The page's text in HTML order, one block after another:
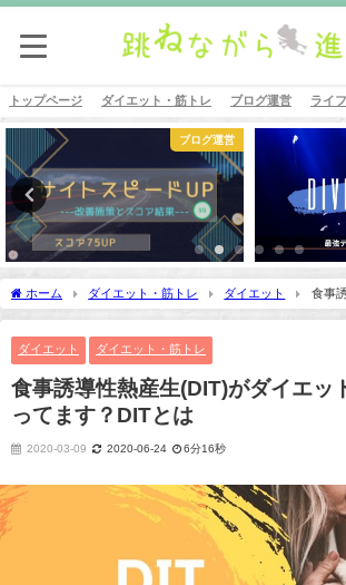
トップページ ダイエット・筋トレ ブログ運営 ライ
ブログ運営
ホーム ダイエット・筋トレ ダイエット
食事
ットに重要なの知ってます？DITとは
ダイエット ダイエット・筋トレ
食事誘導性熱産生(DIT)がダイエッ
ってます？DITとは
2020-03-09 2020-06-24 6分16秒